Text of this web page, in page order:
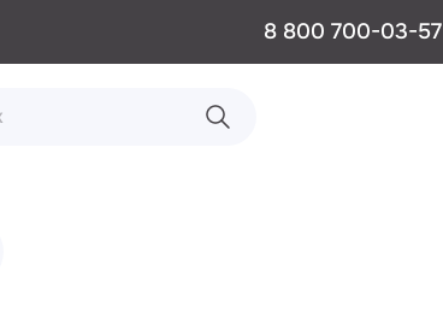
8 800 700-03-57